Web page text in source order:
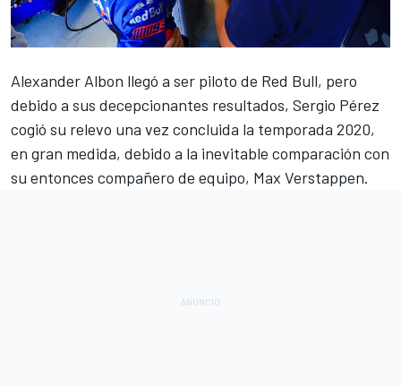
Alexander Albon llegó a ser piloto de Red Bull, pero
debido a sus decepcionantes resultados, Sergio Pérez
cogió su relevo una vez concluida la temporada 2020,
en gran medida, debido a la inevitable comparación con
su entonces compañero de equipo, Max Verstappen.